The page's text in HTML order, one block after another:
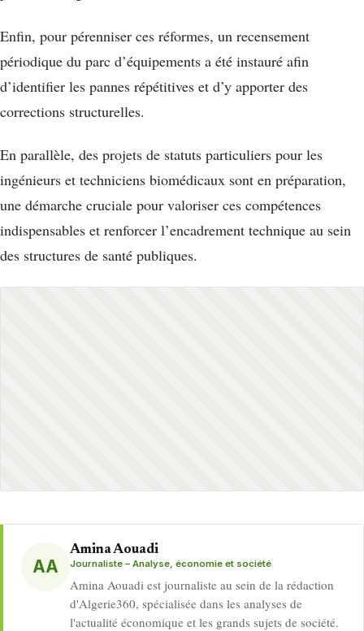
Enfin, pour pérenniser ces réformes, un recensement
périodique du parc d’équipements a été instauré afin
d’identifier les pannes répétitives et d’y apporter des
corrections structurelles.
En parallèle, des projets de statuts particuliers pour les
ingénieurs et techniciens biomédicaux sont en préparation,
une démarche cruciale pour valoriser ces compétences
indispensables et renforcer l’encadrement technique au sein
des structures de santé publiques.
AA
Amina Aouadi
Journaliste – Analyse, économie et société
Amina Aouadi est journaliste au sein de la rédaction
d'Algerie360, spécialisée dans les analyses de
l'actualité économique et les grands sujets de société.